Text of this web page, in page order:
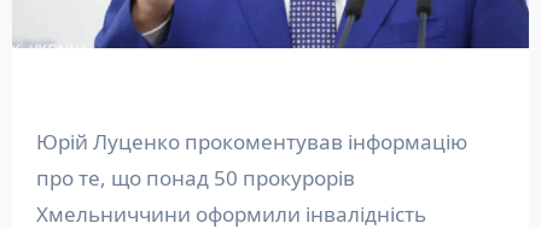
Юрій Луценко прокоментував інформацію
про те, що понад 50 прокурорів
Хмельниччини оформили інвалідність